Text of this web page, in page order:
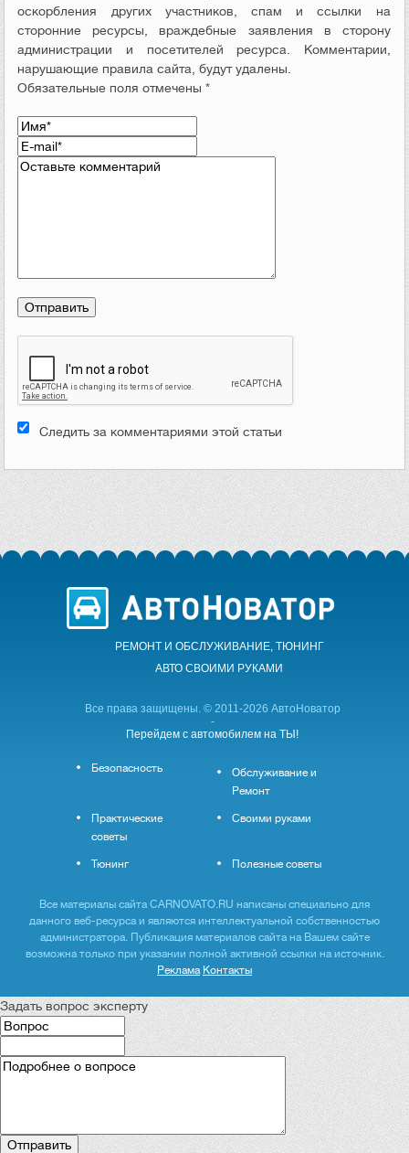
оскорбления других участников, спам и ссылки на
сторонние ресурсы, враждебные заявления в сторону
администрации и посетителей ресурса. Комментарии,
нарушающие правила сайта, будут удалены.
Обязательные поля отмечены *
Следить за комментариями этой статьи
РЕМОНТ И ОБСЛУЖИВАНИЕ, ТЮНИНГ
АВТО CВОИМИ РУКАМИ
Все права защищены. © 2011-2026 АвтоНоватор
-
Перейдем с автомобилем на ТЫ!
Безопасность
Обслуживание и
Ремонт
Практические
советы
Своими руками
Тюнинг Полезные советы
Все материалы сайта CARNOVATO.RU написаны специально для
данного веб-ресурса и являются интеллектуальной собственностью
администратора. Публикация материалов сайта на Вашем сайте
возможна только при указании полной активной ссылки на источник.
Реклама Контакты
Задать вопрос эксперту